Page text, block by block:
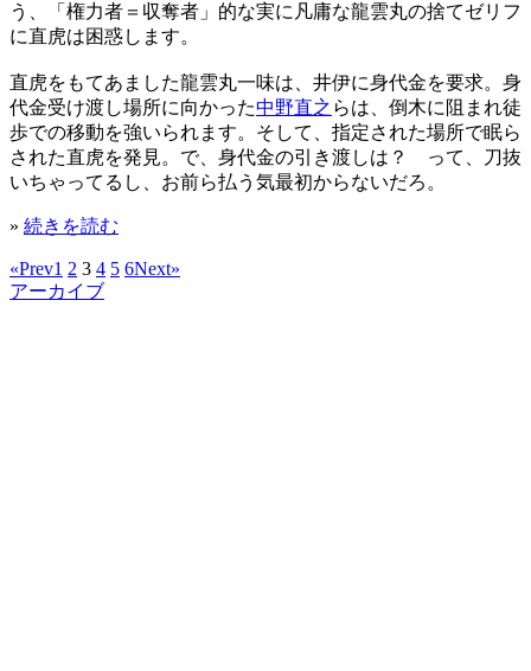
う、「権力者＝収奪者」的な実に凡庸な龍雲丸の捨てゼリフ
に直虎は困惑します。
直虎をもてあました龍雲丸一味は、井伊に身代金を要求。身
代金受け渡し場所に向かった中野直之 らは、倒木に阻まれ徒
歩での移動を強いられます。そして、指定された場所で眠ら
された直虎を発見。で、身代金の引き渡しは？ って、刀抜
いちゃってるし、お前ら払う気最初からないだろ。
» 続きを読む
«Prev1 2 3 4 5 6Next»
アーカイブ